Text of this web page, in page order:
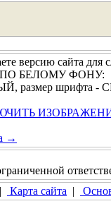
версию сайта для
ПО БЕЛОМУ ФОНУ:
размер шрифта
→
| Карта сайта |